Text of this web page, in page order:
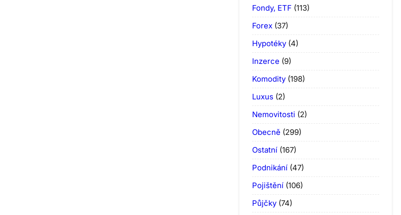
Fondy, ETF (113)
Forex (37)
Hypotéky (4)
Inzerce (9)
Komodity (198)
Luxus (2)
Nemovitosti (2)
Obecně (299)
Ostatní (167)
Podnikání (47)
Pojištění (106)
Půjčky (74)